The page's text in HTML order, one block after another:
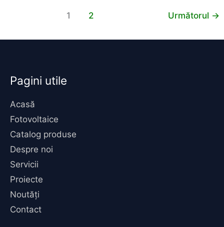
1 2 Următorul →
Pagini utile
Acasă
Fotovoltaice
Catalog produse
Despre noi
Servicii
Proiecte
Noutăți
Contact